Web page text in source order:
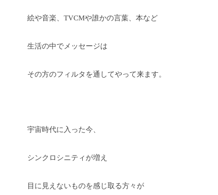
絵や音楽、TVCMや誰かの言葉、本など
生活の中でメッセージは
その方のフィルタを通してやって来ます。
宇宙時代に入った今、
シンクロシニティが増え
目に見えないものを感じ取る方々が